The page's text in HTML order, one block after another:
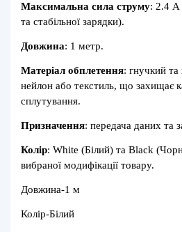
Максимальна сила струму: 2.4 А
та стабільної зарядки).
Довжина: 1 метр.
Матеріал обплетення: гнучкий
нейлон або текстиль, що захищає
сплутування.
Призначення: передача даних та
Колір: White (Білий) та Black
вибраної модифікації товару.
Довжина-1 м
Колір-Білий